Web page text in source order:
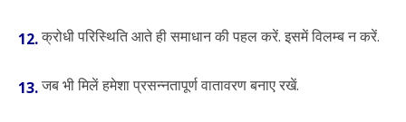
12.क्रोधी परिस्थिति आते ही समाधान की पहल करें. इसमें विलम्ब न करें.
13.जब भी मिलें हमेशा प्रसन्नतापूर्ण वातावरण बनाए रखें.